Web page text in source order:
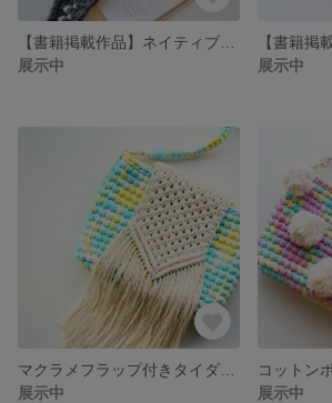
展示中
展示中
展示中
展示中